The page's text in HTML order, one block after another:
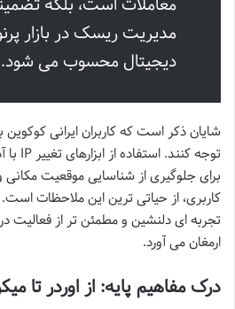
مدیریت ریسک در بازار
دیجیتال محسوب می شود.
شایان ذکر است که کاربران ایرانی کوکوین
برای جلوگیری از شناسایی موقعیت
کاربری، از حیاتی ترین این ملاحظات است.
تجربه ای دلنشین و مطمئن تر از فعالیت در
ارمغان می آورد.
درک مفاهیم پایه: از اوردر تا